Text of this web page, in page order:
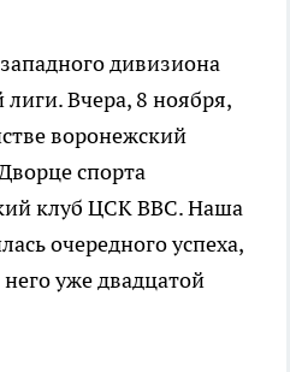
дивизиона
Вчера, 8 ноября,
воронежский
спорта
клуб ЦСК ВВС. Наша
очередного успеха,
него уже двадцатой